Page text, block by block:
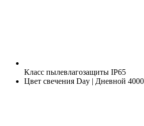
Класс пылевлагозащиты IP65
Цвет свечения Day | Дневной